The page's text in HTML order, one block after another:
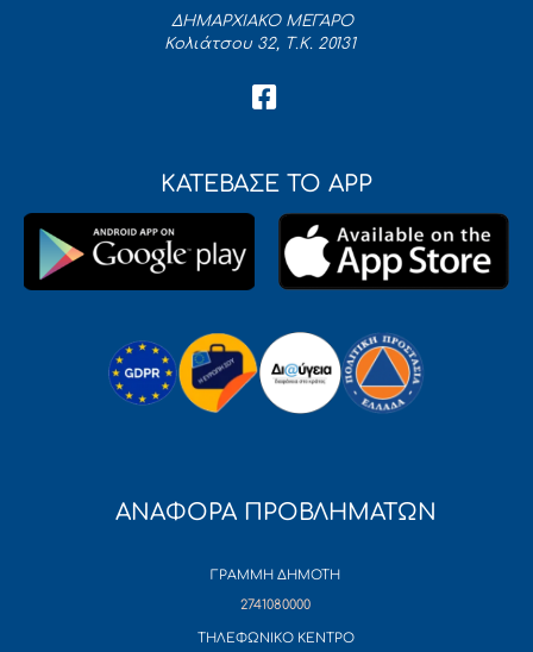
ΔΗΜΑΡΧΙΑΚΟ ΜΕΓΑΡΟ
Κολιάτσου 32, Τ.Κ. 20131
ΚΑΤΕΒΑΣΕ ΤΟ APP
ΑΝΑΦΟΡΑ ΠΡΟΒΛΗΜΑΤΩΝ
ΓΡΑΜΜΗ ΔΗΜΟΤΗ
2741080000
ΤΗΛΕΦΩΝΙΚΟ ΚΕΝΤΡΟ